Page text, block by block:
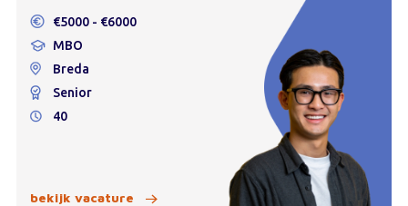
€5000 - €6000
MBO
Breda
Senior
40
bekijk vacature